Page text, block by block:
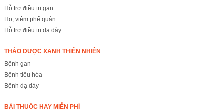
Hỗ trợ điều trị gan
Ho, viêm phế quản
Hỗ trợ điều trị dạ dày
THẢO DƯỢC XANH THIÊN NHIÊN
Bệnh gan
Bệnh tiêu hóa
Bệnh dạ dày
BÀI THUỐC HAY MIỄN PHÍ